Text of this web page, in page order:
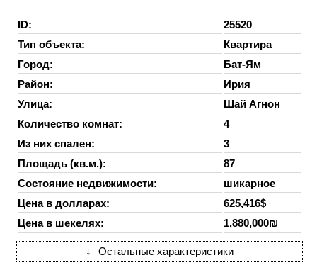
ID:
25520
Тип объекта:
Квартира
Город:
Бат-Ям
Район:
Ирия
Улица:
Шай Агнон
Количество комнат:
4
Из них спален:
3
Площадь (кв.м.):
87
Состояние недвижимости:
шикарное
Цена в долларах:
625,416$
Цена в шекелях:
1,880,000₪
↓ Остальные характеристики